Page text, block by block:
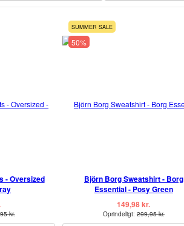
- Oversized
kr.
SUMMER SALE
50%
Björn Borg Sweatshirt - Borg
Essential - Posy Green
149,98 kr.
Oprindeligt: 299,95 kr.